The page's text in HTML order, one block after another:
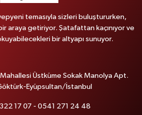
temasıyla sizleri buluştururken,
araya getiriyor. Şatafattan kaçınıyor ve
bir altyapı sunuyor.
Üstküme Sokak Manolya Apt.
Eyüpsultan/İstanbul
17 07 - 0541 271 24 48